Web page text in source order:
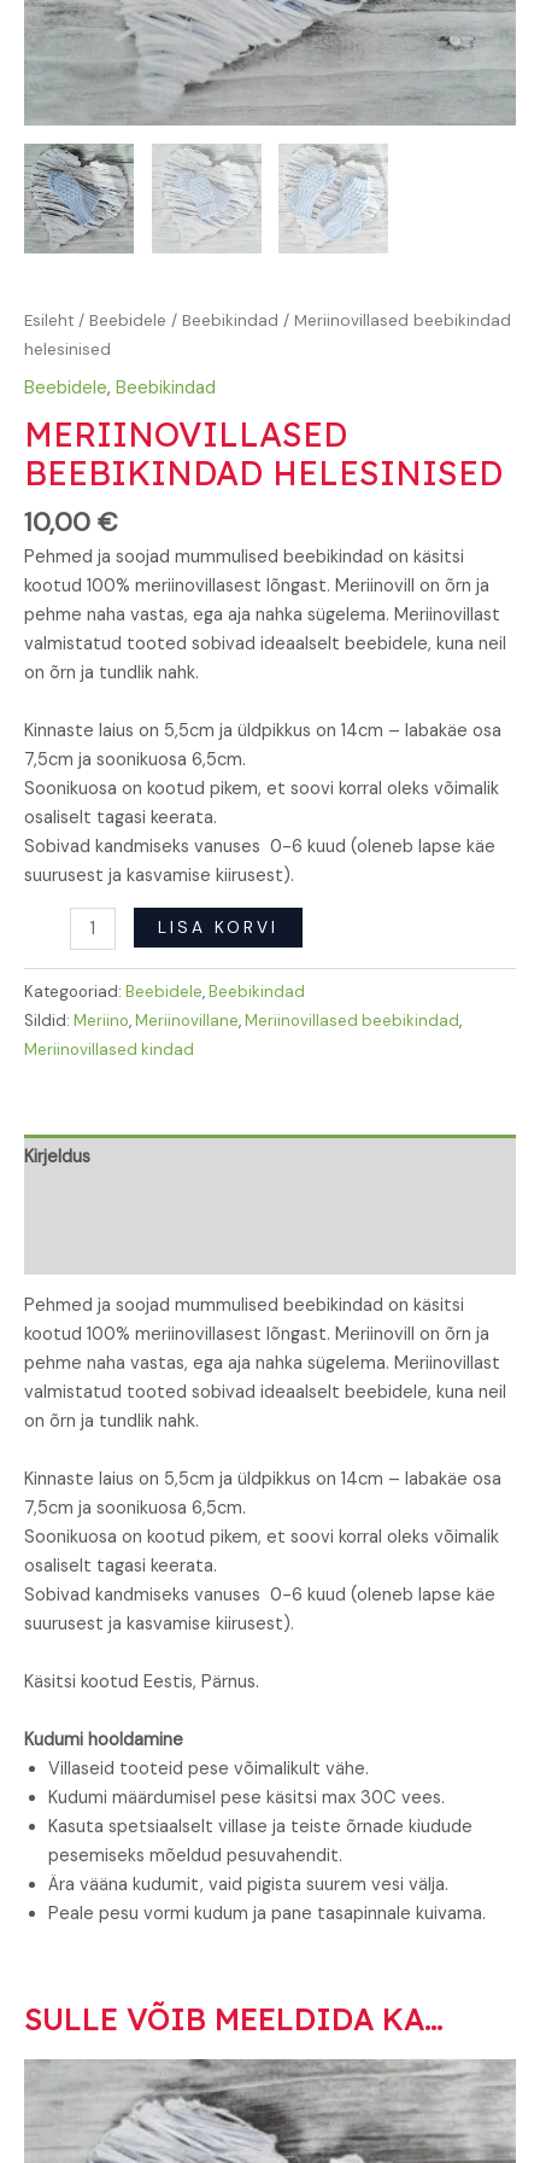
Esileht / Beebidele / Beebikindad / Meriinovillased beebikindad
helesinised
Beebidele, Beebikindad
MERIINOVILLASED
BEEBIKINDAD HELESINISED
10,00 €
Pehmed ja soojad mummulised beebikindad on käsitsi
kootud 100% meriinovillasest lõngast. Meriinovill on õrn ja
pehme naha vastas, ega aja nahka sügelema. Meriinovillast
valmistatud tooted sobivad ideaalselt beebidele, kuna neil
on õrn ja tundlik nahk.
Kinnaste laius on 5,5cm ja üldpikkus on 14cm – labakäe osa
7,5cm ja soonikuosa 6,5cm.
Soonikuosa on kootud pikem, et soovi korral oleks võimalik
osaliselt tagasi keerata.
Sobivad kandmiseks vanuses 0-6 kuud (oleneb lapse käe
suurusest ja kasvamise kiirusest).
LISA KORVI
Kategooriad: Beebidele,Beebikindad
Sildid: Meriino,Meriinovillane,Meriinovillased beebikindad,
Meriinovillased kindad
Kirjeldus
Pehmed ja soojad mummulised beebikindad on käsitsi
kootud 100% meriinovillasest lõngast. Meriinovill on õrn ja
pehme naha vastas, ega aja nahka sügelema. Meriinovillast
valmistatud tooted sobivad ideaalselt beebidele, kuna neil
on õrn ja tundlik nahk.
Kinnaste laius on 5,5cm ja üldpikkus on 14cm – labakäe osa
7,5cm ja soonikuosa 6,5cm.
Soonikuosa on kootud pikem, et soovi korral oleks võimalik
osaliselt tagasi keerata.
Sobivad kandmiseks vanuses 0-6 kuud (oleneb lapse käe
suurusest ja kasvamise kiirusest).
Käsitsi kootud Eestis, Pärnus.
Kudumi hooldamine
Villaseid tooteid pese võimalikult vähe.
Kudumi määrdumisel pese käsitsi max 30C vees.
Kasuta spetsiaalselt villase ja teiste õrnade kiudude
pesemiseks mõeldud pesuvahendit.
Ära vääna kudumit, vaid pigista suurem vesi välja.
Peale pesu vormi kudum ja pane tasapinnale kuivama.
SULLE VÕIB MEELDIDA KA…